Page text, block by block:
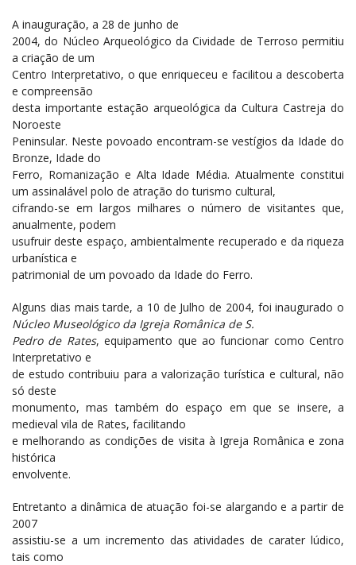
A inauguração, a 28 de junho de
2004, do Núcleo Arqueológico da Cividade de Terroso permitiu
a criação de um
Centro Interpretativo, o que enriqueceu e facilitou a descoberta
e compreensão
desta importante estação arqueológica da Cultura Castreja do
Noroeste
Peninsular. Neste povoado encontram-se vestígios da Idade do
Bronze, Idade do
Ferro, Romanização e Alta Idade Média. Atualmente constitui
um assinalável polo de atração do turismo cultural,
cifrando-se em largos milhares o número de visitantes que,
anualmente, podem
usufruir deste espaço, ambientalmente recuperado e da riqueza
urbanística e
patrimonial de um povoado da Idade do Ferro.
Alguns dias mais tarde, a 10 de Julho de 2004, foi inaugurado o
Núcleo Museológico da Igreja Românica de S.
Pedro de Rates, equipamento que ao funcionar como Centro
Interpretativo e
de estudo contribuiu para a valorização turística e cultural, não
só deste
monumento, mas também do espaço em que se insere, a
medieval vila de Rates, facilitando
e melhorando as condições de visita à Igreja Românica e zona
histórica
envolvente.
Entretanto a dinâmica de atuação foi-se alargando e a partir de
2007
assistiu-se a um incremento das atividades de carater lúdico,
tais como